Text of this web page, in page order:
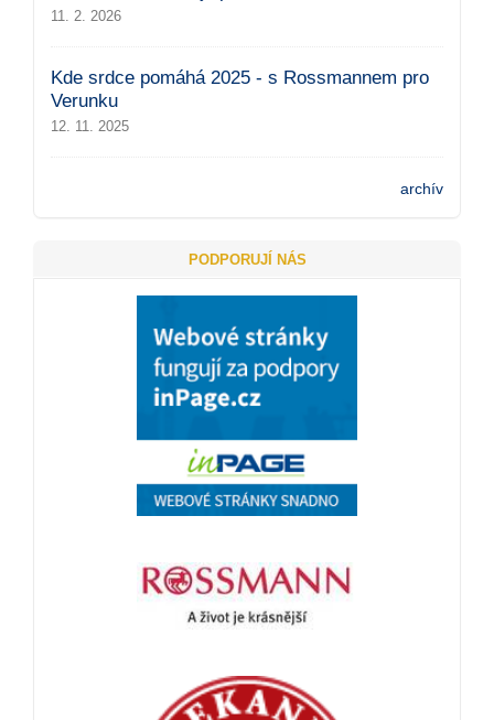
11. 2. 2026
Kde srdce pomáhá 2025 - s Rossmannem pro
Verunku
12. 11. 2025
archív
PODPORUJÍ NÁS